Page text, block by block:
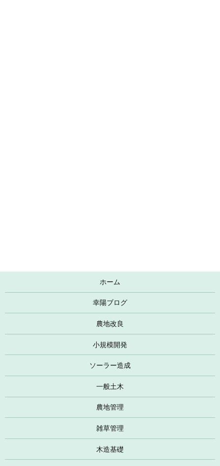
ホーム
幸陽ブログ
農地改良
小規模開発
ソーラー造成
一般土木
農地管理
雑草管理
木造基礎